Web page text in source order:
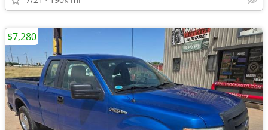
$7,280